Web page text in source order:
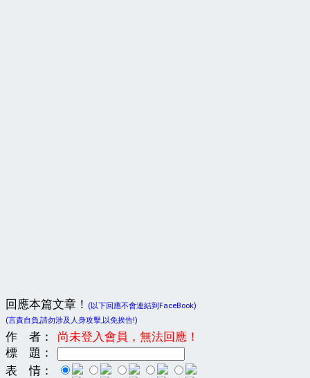
回應本篇文章！
(以下回應不會連結到FaceBook)
(言責自負,請勿涉及人身攻擊,以免挨告!)
作 者：
尚未登入會員，無法回應！
標 題：
表 情：